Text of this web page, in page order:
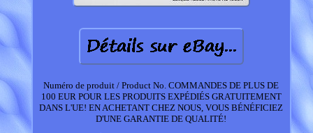
Numéro de produit / Product No. COMMANDES DE PLUS DE
100 EUR POUR LES PRODUITS EXPÉDIÉS GRATUITEMENT
DANS L'UE! EN ACHETANT CHEZ NOUS, VOUS BÉNÉFICIEZ
D'UNE GARANTIE DE QUALITÉ!